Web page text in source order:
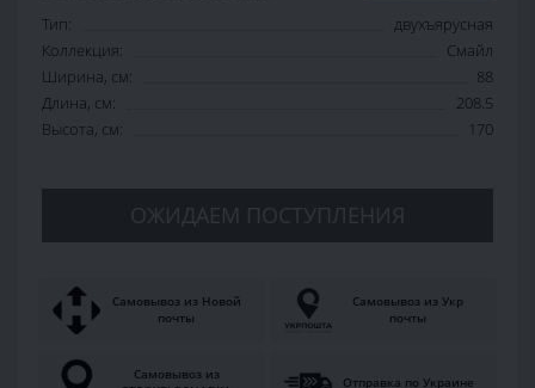
Тип:
двухъярусная
Коллекция:
Смайл
Ширина, см:
88
Длина, см:
208.5
Высота, см:
170
ОЖИДАЕМ ПОСТУПЛЕНИЯ
Самовывоз из Новой
почты
Самовывоз из Укр
почты
Самовывоз из
Отправка по Украине